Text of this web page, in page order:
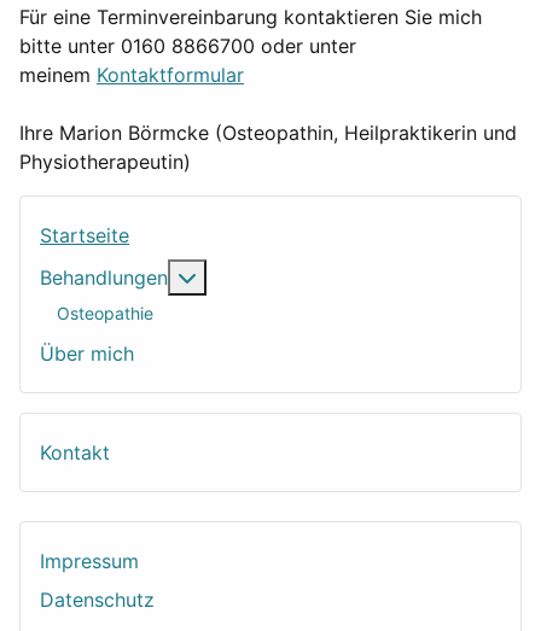
Für eine Terminvereinbarung kontaktieren Sie mich
bitte unter 0160 8866700 oder unter
meinem Kontaktformular
Ihre Marion Börmcke (Osteopathin, Heilpraktikerin und
Physiotherapeutin)
Startseite
Behandlungen
Osteopathie
Über mich
Kontakt
Impressum
Datenschutz